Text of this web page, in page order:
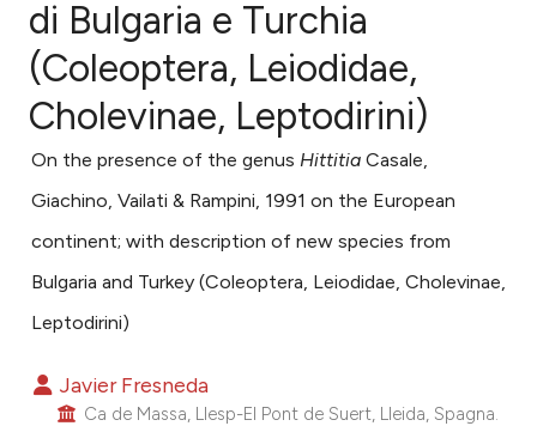
how this article has been
atscite.ai
shows how a scientific paper
been cited by providing the
describing whether
mentions, or contrasts
in which section the
di Bulgaria e Turchia
(Coleoptera, Leiodidae,
Cholevinae, Leptodirini)
On the presence of the genus Hittitia Casale,
Giachino, Vailati & Rampini, 1991 on the European
continent; with description of new species from
Bulgaria and Turkey (Coleoptera, Leiodidae, Cholevinae,
Leptodirini)
Javier Fresneda
Ca de Massa, Llesp-El Pont de Suert, Lleida, Spagna.